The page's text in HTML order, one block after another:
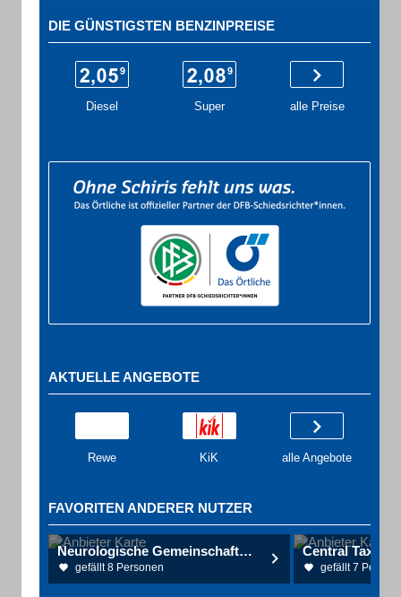
DIE GÜNSTIGSTEN BENZINPREISE
Diesel Super alle Preise
AKTUELLE ANGEBOTE
Rewe KiK alle Angebote
FAVORITEN ANDERER NUTZER
Neurologische Gemeinschaftspraxis Raethjen, Wasner, Schmalbach Fachärzte für Neurologie
gefällt 8 Personen
Central Taxi
gefällt 7